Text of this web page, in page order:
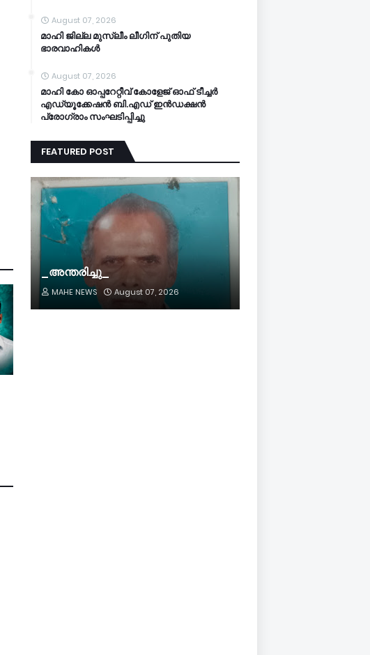
August 07, 2026
മാഹി ജില്ല മുസ്ലീം ലീഗിന് പുതിയ
ഭാരവാഹികൾ
August 07, 2026
മാഹി കോ ഓപ്പറേറ്റീവ് കോളേജ് ഓഫ് ടീച്ചർ
എഡ്യൂക്കേഷൻ ബി.എഡ് ഇൻഡക്ഷൻ
പ്രോഗ്രാം സംഘടിപ്പിച്ചു
FEATURED POST
_അന്തരിച്ചു_
MAHE NEWS August 07, 2026